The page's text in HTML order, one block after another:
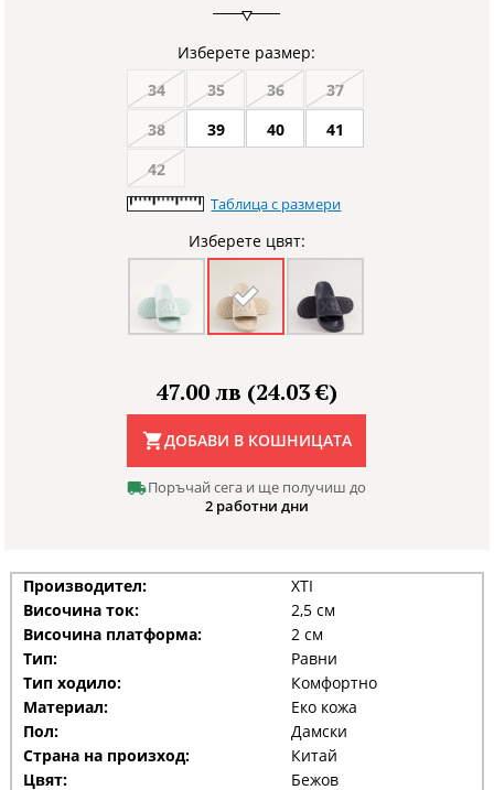
Изберете размер:
34
35 36
37
38
39 40
41
42
Таблица с размери
Изберете цвят:
47.00 лв (24.03 €)
ДОБАВИ В КОШНИЦАТА
Поръчай сега и ще получиш до
2 работни дни
Производител:
XTI
Височина ток:
2,5 см
Височина платформа:
2 см
Тип:
Равни
Тип ходило:
Комфортно
Материал:
Еко кожа
Пол:
Дамски
Страна на произход:
Китай
Цвят:
Бежов